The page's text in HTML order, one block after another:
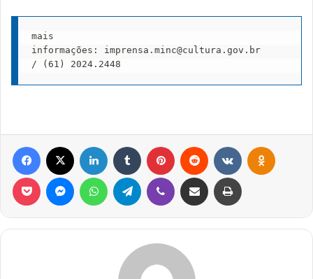
mais
informações: imprensa.minc@cultura.gov.br
/ (61) 2024.2448
Facebook Linkedin Tumblr Pinterest Reddit
Pocket MessengerWhatsAppTelegram Viber Compartilhar via e-mail Imprimir